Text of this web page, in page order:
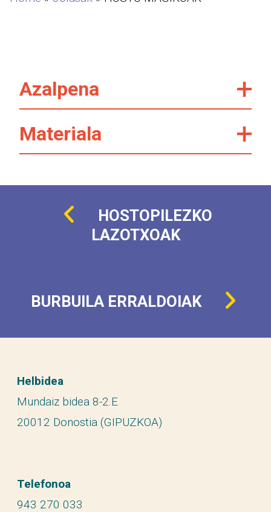
Azalpena
Materiala
HOSTOPILEZKO
LAZOTXOAK
BURBUILA ERRALDOIAK
Helbidea
Mundaiz bidea 8-2.E
20012 Donostia (GIPUZKOA)
Telefonoa
943 270 033